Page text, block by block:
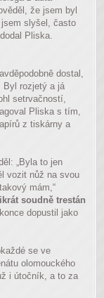
že jsem byl
slyšel, často
Pliska.
dostal,
Byl rozjetý a já
setrvačností,
Pliska s tím,
z tiskárny a
„Byla to jen
vozit nůž na svou
mám,“
soudně trestán
dopustil jako
se ve
olomouckého
i útočník, a to za